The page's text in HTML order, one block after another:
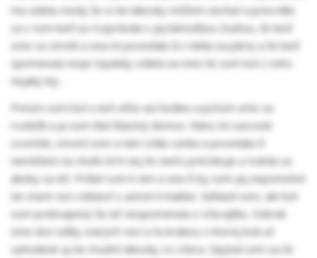
ma videla vtedy že si tie lakovky môžem nechať a potvrdila
sa v tom keď sa rozprávala s jej kámoškou Zuzkou, že keď
sme sa stretli a ona mi povedala čo robila na párty a že keď
spomenula moje topánky videla na mne že som bol z toho
nejaký iný...
Potom som bol u nich ešte asi hodinu a potom sme sa
rozlúčili a ja som išiel šťastný domov. Ráno mi zazvonil
zvonček, otvoril som a tam stála Lenka a povedala či
nemôžem na chvíľu ísť k nej že niečo potrebuje a tvárila sa
akoby sa nič. Prišiel som k nim a ona či by som jej nepomohol
tie staré veci odniesť s autom k babke. Súhlasil som, ale bol
som prekvapený že nič nespomenula o včerajšku. Zobrali
sme dve tašky starých vecí a tú krabicu v ktorej boli už
vyhodené aj tie modré lakovky zo včera. Opýtal som sa že